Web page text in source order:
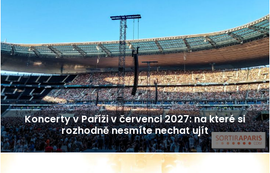
Koncerty v Paříži v červenci 2027: na které si
rozhodně nesmíte nechat ujít